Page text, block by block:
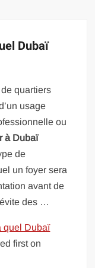
Dubaï
quartiers
usage
ou
à Dubaï
de
un foyer sera
avant de
des …
quel Dubaï
first on